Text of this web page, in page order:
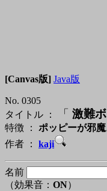
[Canvas版] Java版
No. 0305
タイトル ：
「 激難
特徴 ： ポッピーが邪
作者 ： kaji
名前
（効果音： ON）